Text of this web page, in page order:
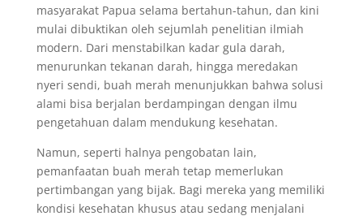
masyarakat Papua selama bertahun-tahun, dan kini
mulai dibuktikan oleh sejumlah penelitian ilmiah
modern. Dari menstabilkan kadar gula darah,
menurunkan tekanan darah, hingga meredakan
nyeri sendi, buah merah menunjukkan bahwa solusi
alami bisa berjalan berdampingan dengan ilmu
pengetahuan dalam mendukung kesehatan.
Namun, seperti halnya pengobatan lain,
pemanfaatan buah merah tetap memerlukan
pertimbangan yang bijak. Bagi mereka yang memiliki
kondisi kesehatan khusus atau sedang menjalani